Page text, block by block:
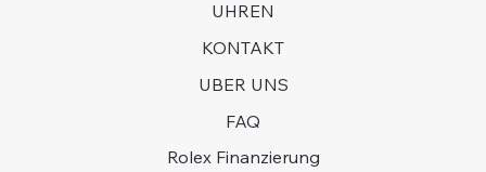
UHREN
KONTAKT
UBER UNS
FAQ
Rolex Finanzierung